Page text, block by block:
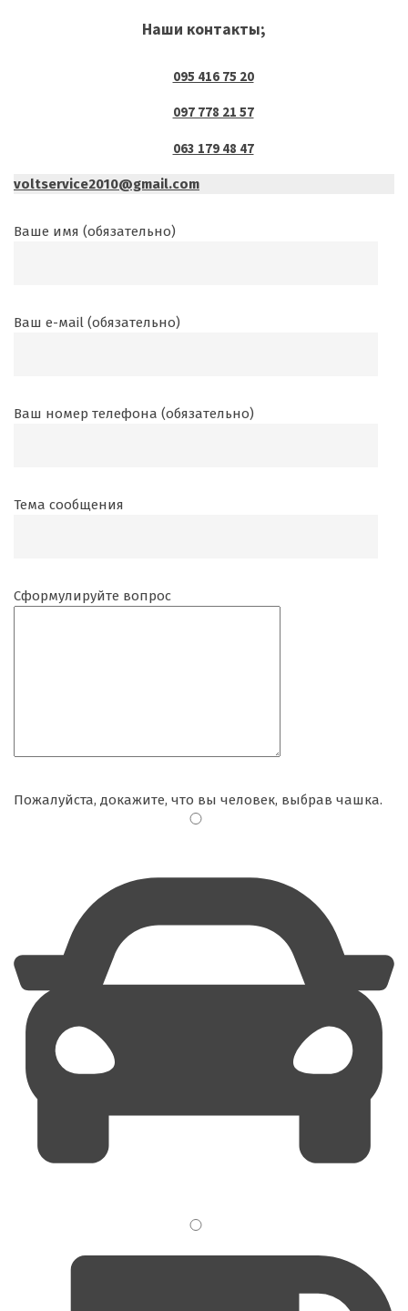
Наши контакты;
095 416 75 20
097 778 21 57
063 179 48 47
voltservice2010@gmail.com
Ваше имя (обязательно)
Ваш е-маil (обязательно)
Ваш номер телефона (обязательно)
Тема сообщения
Сформулируйте вопрос
Пожалуйста, докажите, что вы человек, выбрав чашка.